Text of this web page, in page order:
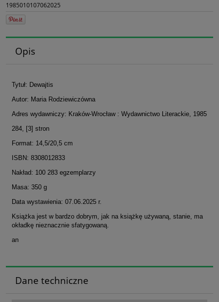
1985010107062025
Opis
Tytuł: Dewajtis
Autor: Maria Rodziewiczówna
Adres wydawniczy: Kraków-Wrocław : Wydawnictwo Literackie, 1985
284, [3] stron
Format: 14,5/20,5 cm
ISBN: 8308012833
Nakład: 100 283 egzemplarzy
Masa: 350 g
Data wystawienia: 07.06.2025 r.
Książka jest w bardzo dobrym, jak na książkę używaną, stanie, ma
okładkę nieznacznie sfatygowaną.
an
Dane techniczne